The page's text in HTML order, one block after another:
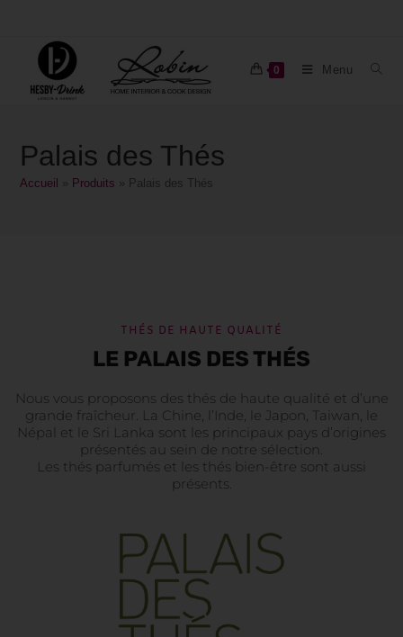
0 Menu
Palais des Thés
Accueil Produits Palais des Thés
THÉS DE HAUTE QUALITÉ
LE PALAIS DES THÉS
Nous vous proposons des thés de haute qualité et d’une
grande fraîcheur. La Chine, l’Inde, le Japon, Taiwan, le
Népal et le Sri Lanka sont les principaux pays d’origines
présentés au sein de notre sélection.
Les thés parfumés et les thés bien-être sont aussi
présents.